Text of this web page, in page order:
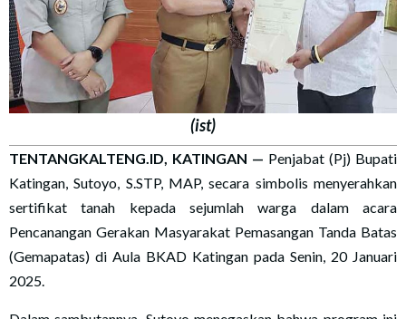
(ist)
TENTANGKALTENG.ID, KATINGAN — Penjabat (Pj) Bupati
Katingan, Sutoyo, S.STP, MAP, secara simbolis menyerahkan
sertifikat tanah kepada sejumlah warga dalam acara
Pencanangan Gerakan Masyarakat Pemasangan Tanda Batas
(Gemapatas) di Aula BKAD Katingan pada Senin, 20 Januari
2025.